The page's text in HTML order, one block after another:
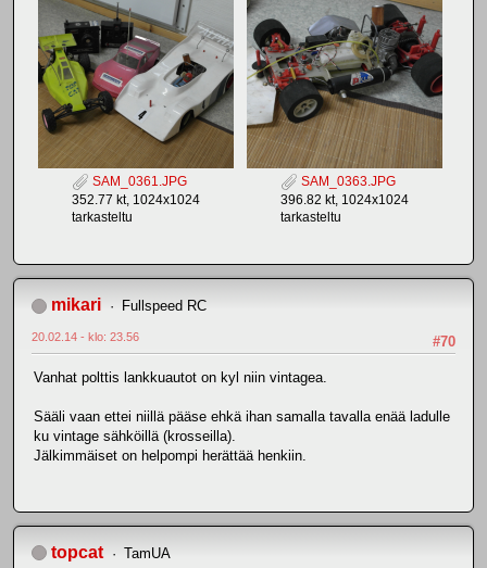
SAM_0361.JPG
352.77 kt, 1024x1024
tarkasteltu
SAM_0363.JPG
396.82 kt, 1024x1024
tarkasteltu
mikari Fullspeed RC
#70
20.02.14 - klo: 23.56
Vanhat polttis lankkuautot on kyl niin vintagea.
Sääli vaan ettei niillä pääse ehkä ihan samalla tavalla enää ladulle
ku vintage sähköillä (krosseilla).
Jälkimmäiset on helpompi herättää henkiin.
topcat TamUA